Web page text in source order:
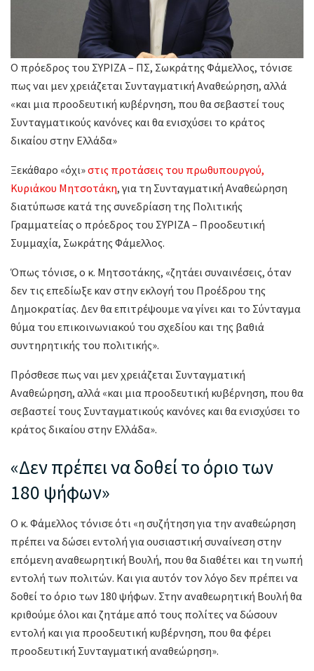
Ο πρόεδρος του ΣΥΡΙΖΑ – ΠΣ, Σωκράτης Φάμελλος, τόνισε
πως ναι μεν χρειάζεται Συνταγματική Αναθεώρηση, αλλά
«και μια προοδευτική κυβέρνηση, που θα σεβαστεί τους
Συνταγματικούς κανόνες και θα ενισχύσει το κράτος
δικαίου στην Ελλάδα»
Ξεκάθαρο «όχι»στις προτάσεις του πρωθυπουργού,
Κυριάκου Μητσοτάκη, για τη Συνταγματική Αναθεώρηση
διατύπωσε κατά της συνεδρίαση της Πολιτικής
Γραμματείας ο πρόεδρος του ΣΥΡΙΖΑ – Προοδευτική
Συμμαχία, Σωκράτης Φάμελλος.
Όπως τόνισε, ο κ. Μητσοτάκης, «ζητάει συναινέσεις, όταν
δεν τις επεδίωξε καν στην εκλογή του Προέδρου της
Δημοκρατίας. Δεν θα επιτρέψουμε να γίνει και το Σύνταγμα
θύμα του επικοινωνιακού του σχεδίου και της βαθιά
συντηρητικής του πολιτικής».
Πρόσθεσε πως ναι μεν χρειάζεται Συνταγματική
Αναθεώρηση, αλλά «και μια προοδευτική κυβέρνηση, που θα
σεβαστεί τους Συνταγματικούς κανόνες και θα ενισχύσει το
κράτος δικαίου στην Ελλάδα».
«Δεν πρέπει να δοθεί το όριο των
180 ψήφων»
Ο κ. Φάμελλος τόνισε ότι «η συζήτηση για την αναθεώρηση
πρέπει να δώσει εντολή για ουσιαστική συναίνεση στην
επόμενη αναθεωρητική Βουλή, που θα διαθέτει και τη νωπή
εντολή των πολιτών. Και για αυτόν τον λόγο δεν πρέπει να
δοθεί το όριο των 180 ψήφων. Στην αναθεωρητική Βουλή θα
κριθούμε όλοι και ζητάμε από τους πολίτες να δώσουν
εντολή και για προοδευτική κυβέρνηση, που θα φέρει
προοδευτική Συνταγματική αναθεώρηση».